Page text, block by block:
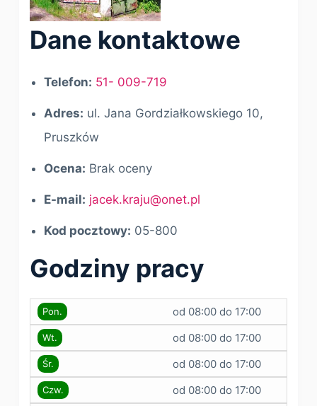
Dane kontaktowe
Telefon: 51- 009-719
Adres: ul. Jana Gordziałkowskiego 10,
Pruszków
Ocena: Brak oceny
E-mail: jacek.kraju@onet.pl
Kod pocztowy: 05-800
Godziny pracy
Pon. od 08:00 do 17:00
Wt. od 08:00 do 17:00
Śr. od 08:00 do 17:00
Czw. od 08:00 do 17:00